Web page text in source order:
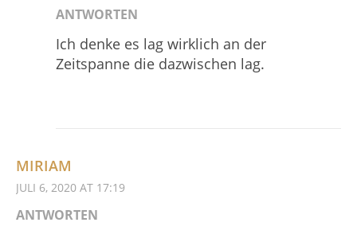
ANTWORTEN
Ich denke es lag wirklich an der
Zeitspanne die dazwischen lag.
MIRIAM
JULI 6, 2020 AT 17:19
ANTWORTEN